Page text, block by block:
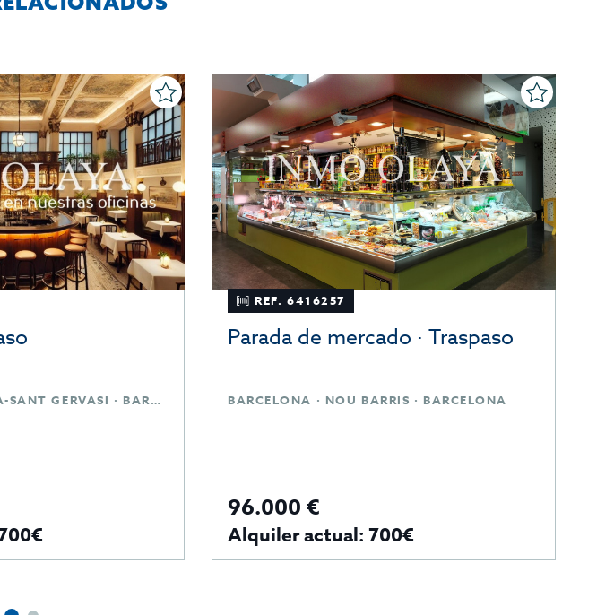
BARCELONA · SARRIA-SANT GERVASI · BARCELONA
REF. 6416257
Parada de mercado · Traspaso
BARCELONA · NOU BARRIS · BARCELONA
96.000 €
Alquiler actual: 700€